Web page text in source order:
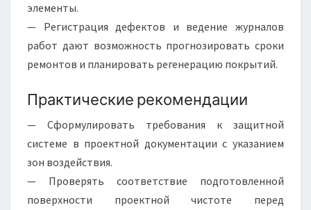
элементы.
— Регистрация дефектов и ведение журналов
работ дают возможность прогнозировать сроки
ремонтов и планировать регенерацию покрытий.
Практические рекомендации
— Сформулировать требования к защитной
системе в проектной документации с указанием
зон воздействия.
— Проверять соответствие подготовленной
поверхности проектной чистоте перед